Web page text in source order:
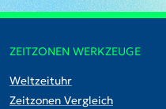
ZEITZONEN WERKZEUGE
Weltzeituhr
Zeitzonen Vergleich